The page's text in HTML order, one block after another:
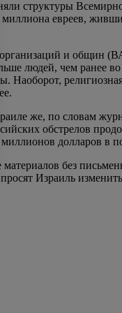
структуры
евреев,
организаций и
людей, чем ранее
Наоборот,
же, по словам
обстрелов
долларов в
без
Израиль